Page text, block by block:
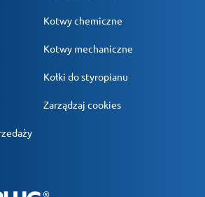
Kotwy chemiczne
Kotwy mechaniczne
Kołki do styropianu
Zarządzaj cookies